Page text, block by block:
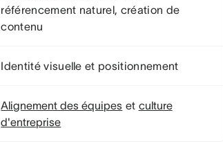
référencement naturel, création de
contenu
Identité visuelle et positionnement
Alignement des équipes et culture
d'entreprise